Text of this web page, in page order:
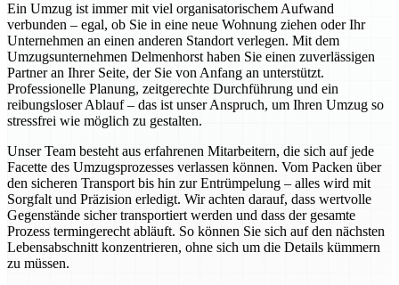
Ein Umzug ist immer mit viel organisatorischem Aufwand
verbunden – egal, ob Sie in eine neue Wohnung ziehen oder Ihr
Unternehmen an einen anderen Standort verlegen. Mit dem
Umzugsunternehmen Delmenhorst haben Sie einen zuverlässigen
Partner an Ihrer Seite, der Sie von Anfang an unterstützt.
Professionelle Planung, zeitgerechte Durchführung und ein
reibungsloser Ablauf – das ist unser Anspruch, um Ihren Umzug so
stressfrei wie möglich zu gestalten.
Unser Team besteht aus erfahrenen Mitarbeitern, die sich auf jede
Facette des Umzugsprozesses verlassen können. Vom Packen über
den sicheren Transport bis hin zur Entrümpelung – alles wird mit
Sorgfalt und Präzision erledigt. Wir achten darauf, dass wertvolle
Gegenstände sicher transportiert werden und dass der gesamte
Prozess termingerecht abläuft. So können Sie sich auf den nächsten
Lebensabschnitt konzentrieren, ohne sich um die Details kümmern
zu müssen.